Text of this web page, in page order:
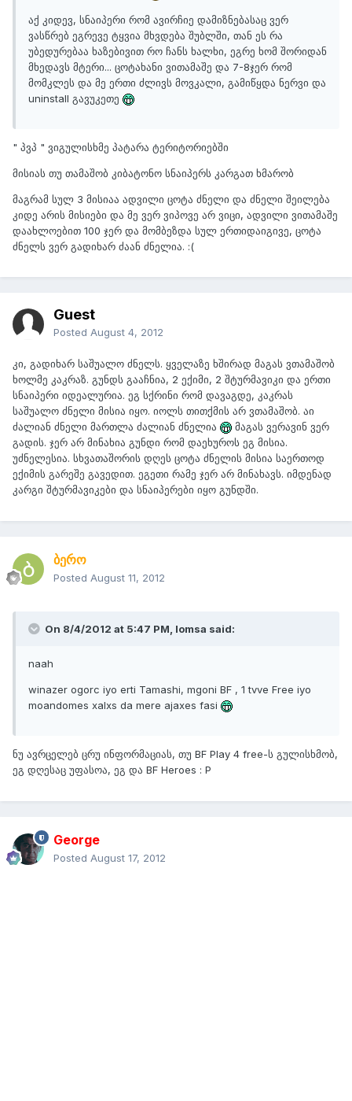
აქ კიდევ, სნაიპერი რომ ავირჩიე დამიზნებასაც ვერ
ვასწრებ ეგრევე ტყვია მხვდება შუბლში, თან ეს რა
უბედურებაა ხაზებივით რო ჩანს ხალხი, ეგრე ხომ შორიდან
მხედავს მტერი... ცოტახანი ვითამაშე და 7-8ჯერ რომ
მომკლეს და მე ერთი ძლივს მოვკალი, გამიწყდა ნერვი და
uninstall გავუკეთე
" პვპ " ვიგულისხმე პატარა ტერიტორიებში
მისიას თუ თამაშობ კიბატონო სნაიპერს კარგათ ხმარობ
მაგრამ სულ 3 მისიაა ადვილი ცოტა ძნელი და ძნელი შეილება
კიდე არის მისიები და მე ვერ ვიპოვე არ ვიცი, ადვილი ვითამაშე
დაახლოებით 100 ჯერ და მომბეზდა სულ ერთიდაიგივე, ცოტა
ძნელს ვერ გადიხარ ძაან ძნელია. :(
Guest
Posted August 4, 2012
კი, გადიხარ საშუალო ძნელს. ყველაზე ხშირად მაგას ვთამაშობ
ხოლმე კაკრაზ. გუნდს გააჩნია, 2 ექიმი, 2 შტურმავიკი და ერთი
სნაიპერი იდეალურია. ეგ სქრინი რომ დავაგდე, კაკრას
საშუალო ძნელი მისია იყო. იოლს თითქმის არ ვთამაშობ. აი
ძალიან ძნელი მართლა ძალიან ძნელია
მაგას ვერავინ ვერ
გადის. ჯერ არ მინახია გუნდი რომ დაეხუროს ეგ მისია.
უძნელესია. სხვათაშორის დღეს ცოტა ძნელის მისია საერთოდ
ექიმის გარეშე გავედით. ეგეთი რამე ჯერ არ მინახავს. იმდენად
კარგი შტურმავიკები და სნაიპერები იყო გუნდში.
ბერო
Posted August 11, 2012
On 8/4/2012 at 5:47 PM, lomsa said:
naah
winazer ogorc iyo erti Tamashi, mgoni BF , 1 tvve Free iyo
moandomes xalxs da mere ajaxes fasi
ნუ ავრცელებ ცრუ ინფორმაციას, თუ BF Play 4 free-ს გულისხმობ,
ეგ დღესაც უფასოა, ეგ და BF Heroes : P
George
Posted August 17, 2012